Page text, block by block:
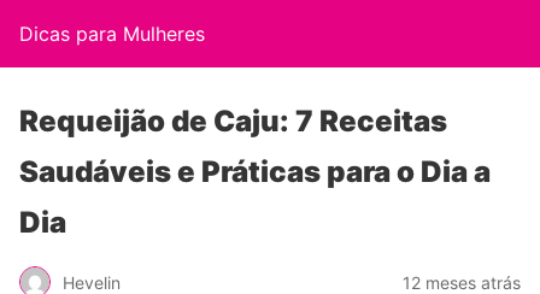
Dicas para Mulheres
Requeijão de Caju: 7 Receitas
Saudáveis e Práticas para o Dia a
Dia
Hevelin 12 meses atrás